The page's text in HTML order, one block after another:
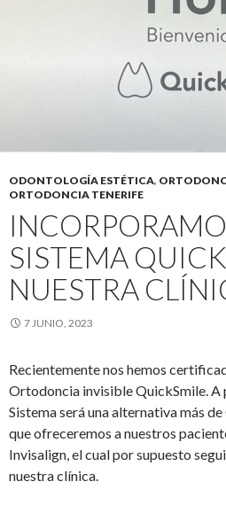
ODONTOLOGÍA ESTÉTICA,
ORTODONCIA TENERIFE
SISTEMA
NUESTRA
7 JUNIO, 2023
Recientemente nos hemos
Ortodoncia invisible QuickSmile. A
Sistema será una alternativa más
que ofreceremos a nuestros
Invisalign, el cual por supuesto
nuestra clínica.